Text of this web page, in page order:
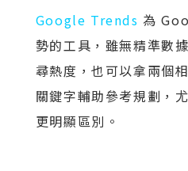
Google Trends 為
勢的工具，雖無精準數
尋熱度，也可以拿兩個
關鍵字輔助參考規劃，
更明顯區別。